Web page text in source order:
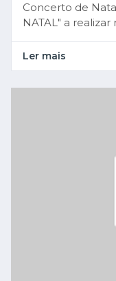
Concerto de
NATAL" a
Ler mais